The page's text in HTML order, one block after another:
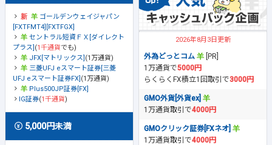
ゴールデンウェイジャパン
[FXTFMT4][FXTFGX]
セントラル短資ＦＸ[ダイレクト
プラス] (1千通貨でも)
JFX[マトリックス] (1万通貨)
三菱UFJ eスマート証券[三菱
UFJ eスマート証券FX] (1万通貨)
Plus500JP証券[FX]
IG証券(1千通貨)
5,000円未満
2026年8月3日更新
外為どっとコム
[PR]
1万通貨で5000円
らくらくFX積立1回取引で3000円
GMO外貨[外貨ex]
1万通貨取引で4000円
GMOクリック証券[FXネオ]
1万通貨取引で4000円